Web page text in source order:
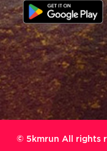
© 5kmrun All rights